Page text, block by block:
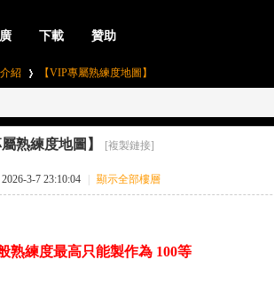
下載 贊助
紹
›
【VIP專屬熟練度地圖】
屬熟練度地圖】 [複製鏈接]
3-7 23:10:04 顯示全部樓層
熟練度最高只能製作為 100等